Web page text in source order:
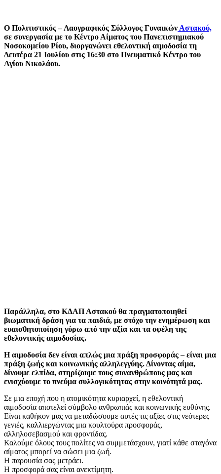
Ο Πολιτιστικός – Λαογραφικός Σύλλογος Γυναικών Αστακού,
σε συνεργασία με το Κέντρο Αίματος του Πανεπιστημιακού
Νοσοκομείου Ρίου, διοργανώνει εθελοντική αιμοδοσία τη
Δευτέρα 21 Ιουλίου στις 16:30 στο Πνευματικό Κέντρο του
Αγίου Νικολάου.
Παράλληλα, στο ΚΔΑΠ Αστακού θα πραγματοποιηθεί
βιωματική δράση για τα παιδιά, με στόχο την ενημέρωση και
ευαισθητοποίηση γύρω από την αξία και τα οφέλη της
εθελοντικής αιμοδοσίας.
Η αιμοδοσία δεν είναι απλώς μια πράξη προσφοράς – είναι μια
πράξη ζωής και κοινωνικής αλληλεγγύης. Δίνοντας αίμα,
δίνουμε ελπίδα, στηρίζουμε τους συνανθρώπους μας και
ενισχύουμε το πνεύμα συλλογικότητας στην κοινότητά μας.
Σε μια εποχή που η ατομικότητα κυριαρχεί, η εθελοντική
αιμοδοσία αποτελεί σύμβολο ανθρωπιάς και κοινωνικής ευθύνης.
Είναι καθήκον μας να μεταδώσουμε αυτές τις αξίες στις νεότερες
γενιές, καλλιεργώντας μια κουλτούρα προσφοράς,
αλληλοσεβασμού και φροντίδας.
Καλούμε όλους τους πολίτες να συμμετάσχουν, γιατί κάθε σταγόνα
αίματος μπορεί να σώσει μια ζωή.
Η παρουσία σας μετράει.
Η προσφορά σας είναι ανεκτίμητη.